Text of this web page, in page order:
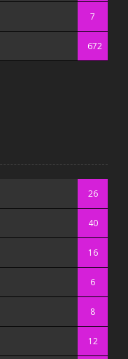
7
672
26
40
16
6
8
12